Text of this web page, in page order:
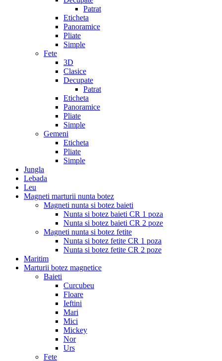
Patrat
Eticheta
Panoramice
Pliate
Simple
Fete
3D
Clasice
Decupate
Patrat
Eticheta
Panoramice
Pliate
Simple
Gemeni
Eticheta
Pliate
Simple
Jungla
Lebada
Leu
Magneti marturii nunta botez
Magneti nunta si botez baieti
Nunta si botez baieti CR 1 poza
Nunta si botez baieti CR 2 poze
Magneti nunta si botez fetite
Nunta si botez fetite CR 1 poza
Nunta si botez fetite CR 2 poze
Maritim
Marturii botez magnetice
Baieti
Curcubeu
Floare
Ieftini
Mari
Mici
Mickey
Nor
Urs
Fete